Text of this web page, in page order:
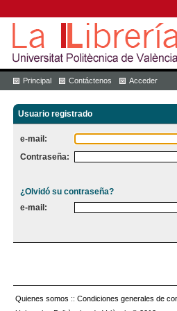
Principal Contáctenos Acceder
Usuario registrado
e-mail:
Contraseña:
¿Olvidó su contraseña?
e-mail:
Quienes somos :: Condiciones generales de